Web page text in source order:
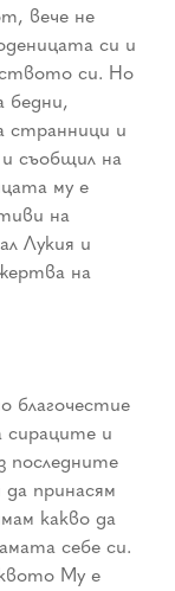
вече не
си и
си. Но
бедни,
странници и
съобщил на
му е
на
Лукия и
на
благочестие
сираците и
последните
принасям
какво да
себе си.
Му е